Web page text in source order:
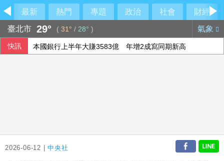
最新 熱門 專題 政治 社會
財經
臺北市 29° ( 31° / 28° ) 氣象
快訊 本國銀行上半年大賺3583億 年增2成寫同期新高
2026-06-12 |中央社